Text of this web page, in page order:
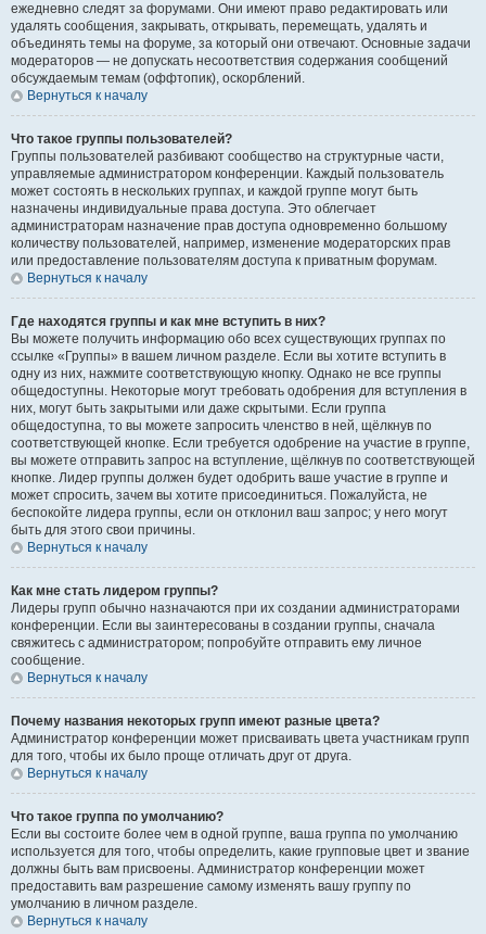
ежедневно следят за форумами. Они имеют право редактировать или
удалять сообщения, закрывать, открывать, перемещать, удалять и
объединять темы на форуме, за который они отвечают. Основные задачи
модераторов — не допускать несоответствия содержания сообщений
обсуждаемым темам (оффтопик), оскорблений.
Вернуться к началу
Что такое группы пользователей?
Группы пользователей разбивают сообщество на структурные части,
управляемые администратором конференции. Каждый пользователь
может состоять в нескольких группах, и каждой группе могут быть
назначены индивидуальные права доступа. Это облегчает
администраторам назначение прав доступа одновременно большому
количеству пользователей, например, изменение модераторских прав
или предоставление пользователям доступа к приватным форумам.
Вернуться к началу
Где находятся группы и как мне вступить в них?
Вы можете получить информацию обо всех существующих группах по
ссылке «Группы» в вашем личном разделе. Если вы хотите вступить в
одну из них, нажмите соответствующую кнопку. Однако не все группы
общедоступны. Некоторые могут требовать одобрения для вступления в
них, могут быть закрытыми или даже скрытыми. Если группа
общедоступна, то вы можете запросить членство в ней, щёлкнув по
соответствующей кнопке. Если требуется одобрение на участие в группе,
вы можете отправить запрос на вступление, щёлкнув по соответствующей
кнопке. Лидер группы должен будет одобрить ваше участие в группе и
может спросить, зачем вы хотите присоединиться. Пожалуйста, не
беспокойте лидера группы, если он отклонил ваш запрос; у него могут
быть для этого свои причины.
Вернуться к началу
Как мне стать лидером группы?
Лидеры групп обычно назначаются при их создании администраторами
конференции. Если вы заинтересованы в создании группы, сначала
свяжитесь с администратором; попробуйте отправить ему личное
сообщение.
Вернуться к началу
Почему названия некоторых групп имеют разные цвета?
Администратор конференции может присваивать цвета участникам групп
для того, чтобы их было проще отличать друг от друга.
Вернуться к началу
Что такое группа по умолчанию?
Если вы состоите более чем в одной группе, ваша группа по умолчанию
используется для того, чтобы определить, какие групповые цвет и звание
должны быть вам присвоены. Администратор конференции может
предоставить вам разрешение самому изменять вашу группу по
умолчанию в личном разделе.
Вернуться к началу